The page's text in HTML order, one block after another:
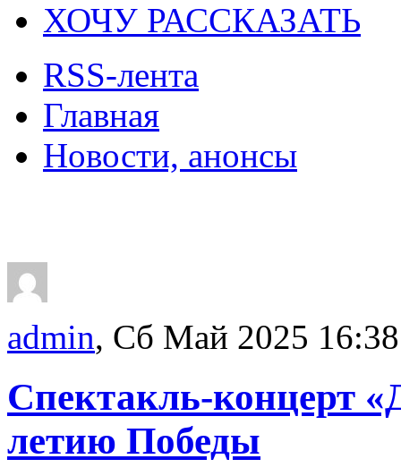
ХОЧУ РАССКАЗАТЬ
RSS-лента
Главная
Новости, анонсы
admin, Сб Май 2025 16:38
Спектакль-концерт
летию Победы